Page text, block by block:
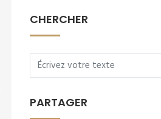
CHERCHER
PARTAGER